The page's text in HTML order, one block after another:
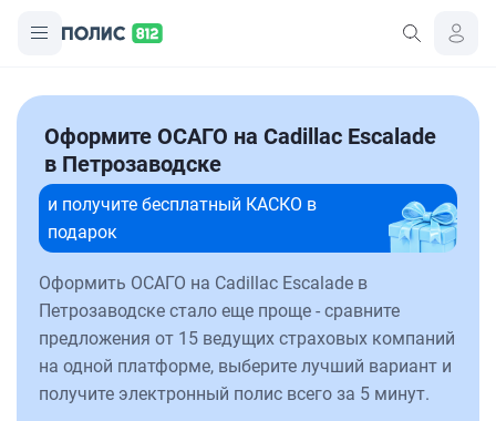
Оформите ОСАГО на Cadillac Escalade
в Петрозаводске
и получите бесплатный КАСКО в
подарок
Оформить ОСАГО на Cadillac Escalade в
Петрозаводске стало еще проще - сравните
предложения от 15 ведущих страховых компаний
на одной платформе, выберите лучший вариант и
получите электронный полис всего за 5 минут.